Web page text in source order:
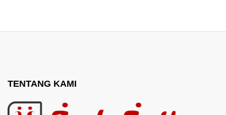
TENTANG KAMI